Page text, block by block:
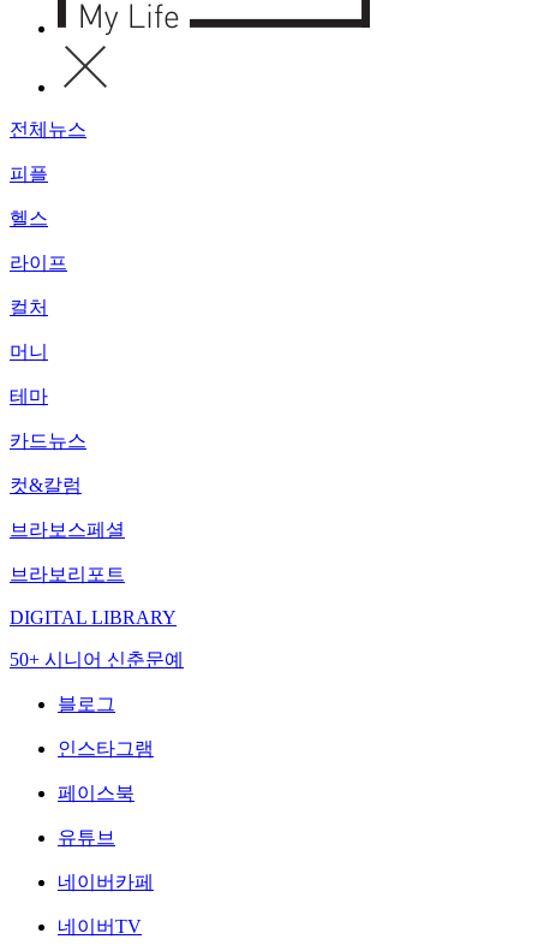
전체뉴스
피플
헬스
라이프
컬처
머니
테마
카드뉴스
컷&칼럼
브라보스페셜
브라보리포트
DIGITAL LIBRARY
50+ 시니어 신춘문예
블로그
인스타그램
페이스북
유튜브
네이버카페
네이버TV